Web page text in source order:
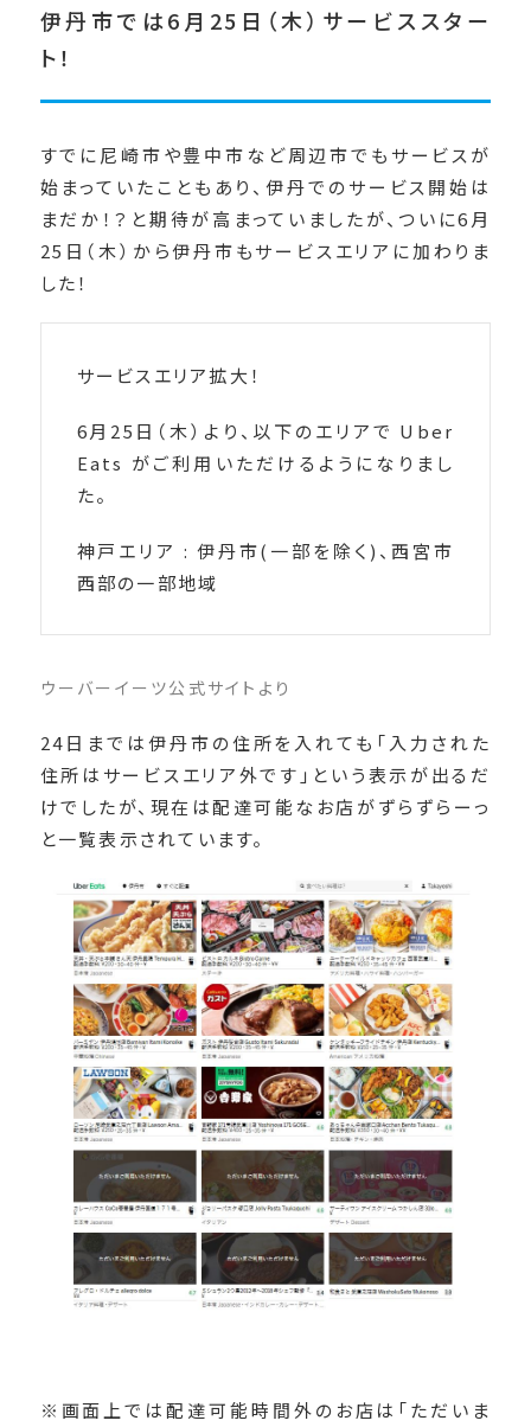
伊丹市では6月25日（木）サービススター
ト！
すでに尼崎市や豊中市など周辺市でもサービスが
始まっていたこともあり、伊丹でのサービス開始は
まだか！？と期待が高まっていましたが、ついに6月
25日（木）から伊丹市もサービスエリアに加わりま
した！
サービスエリア拡大！
6月25日（木）より、以下のエリアで Uber
Eats がご利用いただけるようになりまし
た。
神戸エリア : 伊丹市(一部を除く)、西宮市
西部の一部地域
ウーバーイーツ公式サイトより
24日までは伊丹市の住所を入れても「入力された
住所はサービスエリア外です」という表示が出るだ
けでしたが、現在は配達可能なお店がずらずらーっ
と一覧表示されています。
※画面上では配達可能時間外のお店は「ただいま